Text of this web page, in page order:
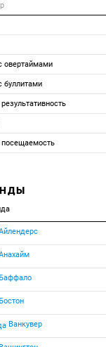
овертаймами
буллитами
Ванкувер